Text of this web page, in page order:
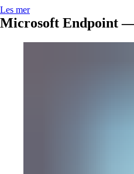
Les mer
Microsoft Endpoint